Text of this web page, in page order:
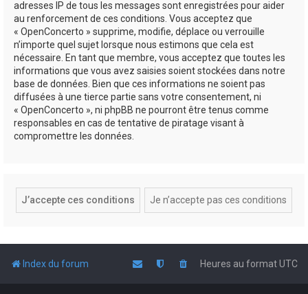
adresses IP de tous les messages sont enregistrées pour aider
au renforcement de ces conditions. Vous acceptez que
« OpenConcerto » supprime, modifie, déplace ou verrouille
n’importe quel sujet lorsque nous estimons que cela est
nécessaire. En tant que membre, vous acceptez que toutes les
informations que vous avez saisies soient stockées dans notre
base de données. Bien que ces informations ne soient pas
diffusées à une tierce partie sans votre consentement, ni
« OpenConcerto », ni phpBB ne pourront être tenus comme
responsables en cas de tentative de piratage visant à
compromettre les données.
Index du forum Heures au formatUTC